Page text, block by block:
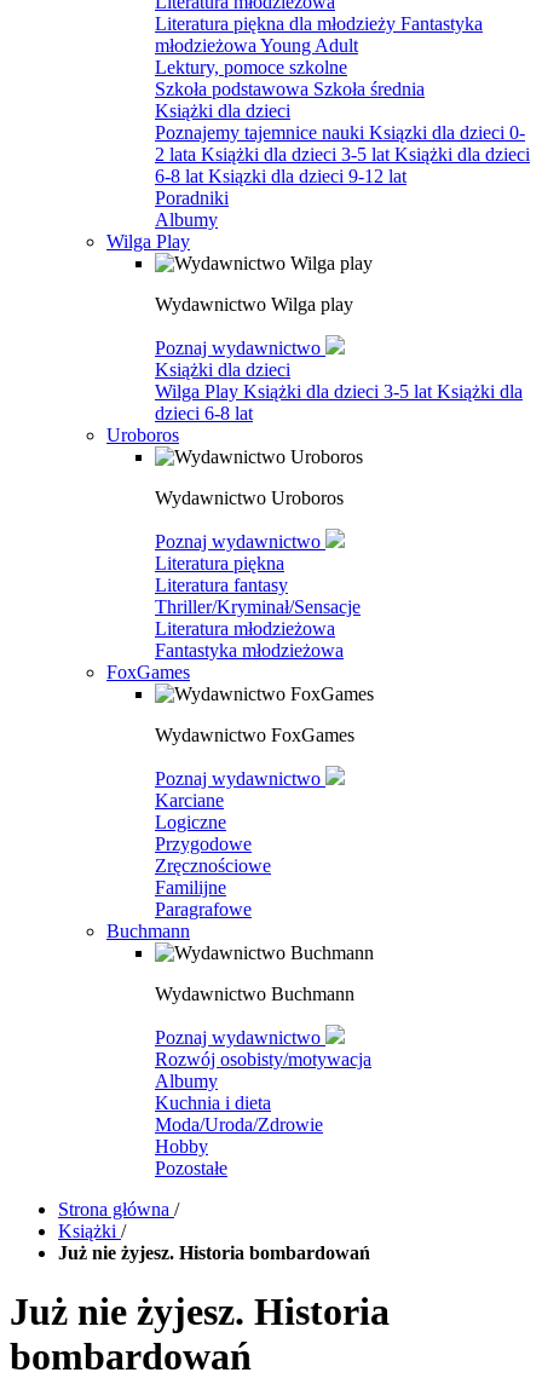
Literatura piękna dla młodzieży Fantastyka
młodzieżowa Young Adult
Lektury, pomoce szkolne
Szkoła podstawowa Szkoła średnia
Książki dla dzieci
Poznajemy tajemnice nauki Ksiązki dla dzieci 0-
2 lata Książki dla dzieci 3-5 lat Książki dla dzieci
6-8 lat Ksiązki dla dzieci 9-12 lat
Poradniki
Albumy
Wilga Play
Wydawnictwo Wilga play
Poznaj wydawnictwo
Książki dla dzieci
Wilga Play Książki dla dzieci 3-5 lat Książki dla
dzieci 6-8 lat
Uroboros
Wydawnictwo Uroboros
Poznaj wydawnictwo
Literatura piękna
Literatura fantasy
Thriller/Kryminał/Sensacje
Literatura młodzieżowa
Fantastyka młodzieżowa
FoxGames
Wydawnictwo FoxGames
Poznaj wydawnictwo
Karciane
Logiczne
Przygodowe
Zręcznościowe
Familijne
Paragrafowe
Buchmann
Wydawnictwo Buchmann
Poznaj wydawnictwo
Rozwój osobisty/motywacja
Albumy
Kuchnia i dieta
Moda/Uroda/Zdrowie
Hobby
Pozostałe
Strona główna /
Książki /
Już nie żyjesz. Historia bombardowań
Już nie żyjesz. Historia
bombardowań